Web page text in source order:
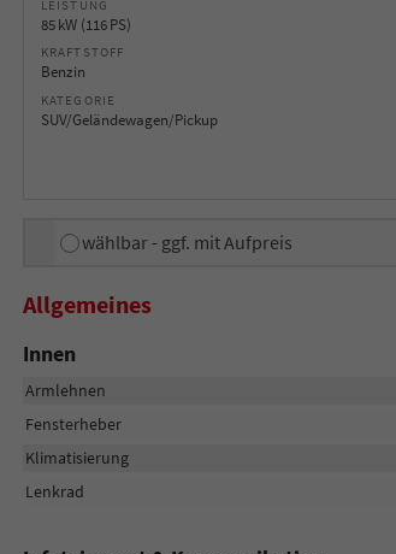
LEISTUNG
85 kW (116 PS)
KRAFTSTOFF
Benzin
KATEGORIE
SUV/Geländewagen/Pickup
wählbar - ggf. mit Aufpreis
Allgemeines
Innen
Armlehnen
Fensterheber
Klimatisierung
Lenkrad